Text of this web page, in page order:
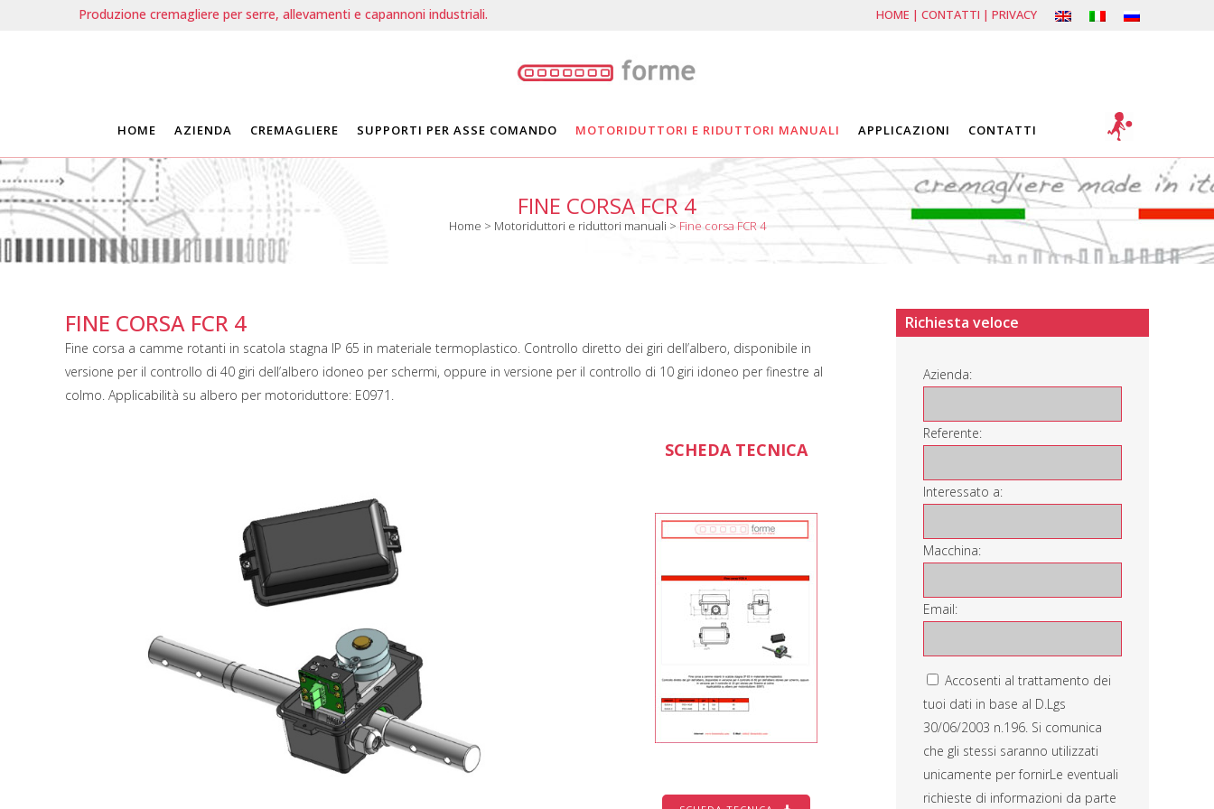
Produzione cremagliere per serre, allevamenti e capannoni industriali. HOME | CONTATTI | PRIVACY
HOME AZIENDA CREMAGLIERE SUPPORTI PER ASSE COMANDO MOTORIDUTTORI E RIDUTTORI MANUALI APPLICAZIONI CONTATTI
FINE CORSA FCR 4
Home > Motoriduttori e riduttori manuali > Fine corsa FCR 4
FINE CORSA FCR 4
Fine corsa a camme rotanti in scatola stagna IP 65 in materiale termoplastico. Controllo diretto dei giri dell’albero, disponibile in
versione per il controllo di 40 giri dell’albero idoneo per schermi, oppure in versione per il controllo di 10 giri idoneo per finestre al
colmo. Applicabilità su albero per motoriduttore: E0971.
SCHEDA TECNICA
Richiesta veloce
Azienda:
Referente:
Interessato a:
Macchina:
Email:
Accosenti al trattamento dei
tuoi dati in base al D.Lgs
30/06/2003 n.196. Si comunica
che gli stessi saranno utilizzati
unicamente per fornirLe eventuali
richieste di informazioni da parte